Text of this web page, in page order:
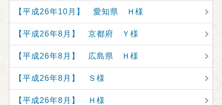
【平成26年10月】 愛知県 Ｈ様
【平成26年8月】 京都府 Ｙ様
【平成26年8月】 広島県 Ｈ様
【平成26年8月】 Ｓ様
【平成26年8月】 Ｈ様